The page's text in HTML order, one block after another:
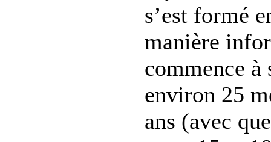
s’est formé
manière
commence
environ 25
ans (avec